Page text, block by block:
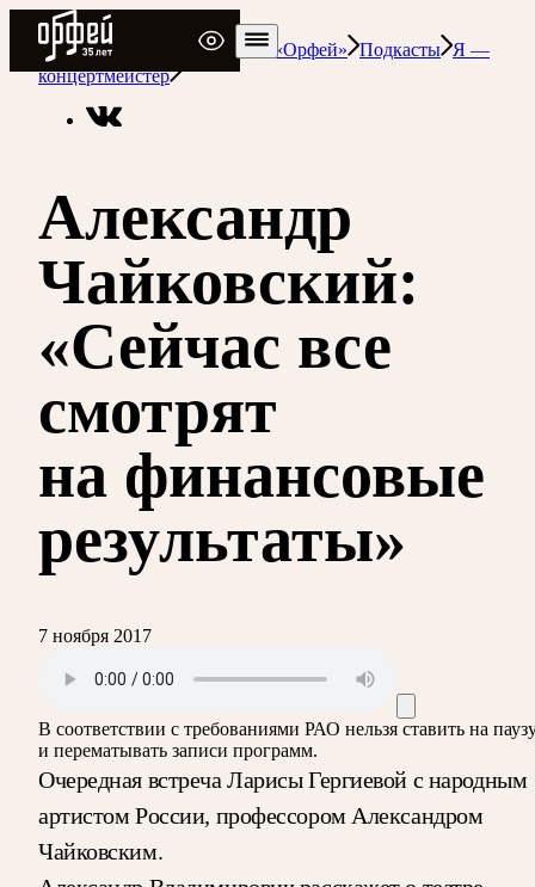
Радио Орфей
Радио классической музыки «Орфей»
Подкасты
Я —
концертмейстер
Александр
Чайковский:
«Сейчас все
смотрят
на финансовые
результаты»
7 ноября 2017
В соответствии с требованиями РАО нельзя ставить на
и перематывать записи программ.
Очередная встреча Ларисы Гергиевой с народным
артистом России, профессором Александром
Чайковским.